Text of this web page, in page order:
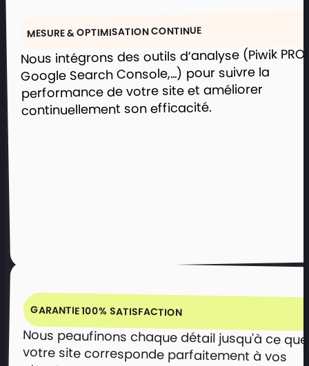
de projets innovants.
Présenter les services, partenaires et
espaces dédiés à l’entrepreneuriat et
à la recherche.
Encourager les prises de contact et
MESURE & OPTIMISATION CONTINUE
Nous intégrons des outils d’analyse (Piwik PRO,
Google Search Console,...) pour suivre la
performance de votre site et améliorer
continuellement son efficacité.
GARANTIE 100% SATISFACTION
Nous peaufinons chaque détail jusqu'à ce que
votre site corresponde parfaitement à vos
attentes. Notre objectif : un rendu irréprochable,